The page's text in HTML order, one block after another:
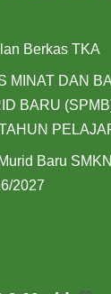
Berkas TKA
MINAT DAN
BARU
Baru
2027